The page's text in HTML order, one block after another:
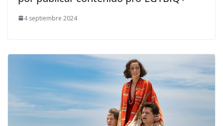
4 septiembre 2024